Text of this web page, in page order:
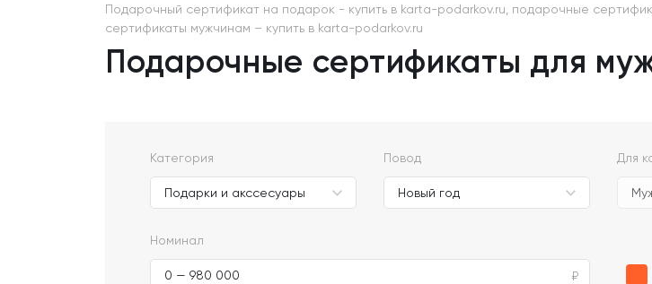
Подарочный сертификат на подарок - купить в karta-podarkov.ru, подарочные
сертификаты мужчинам – купить в karta-podarkov.ru
Подарочные сертификаты для
Категория Повод Для
Номинал
0 — 980 000